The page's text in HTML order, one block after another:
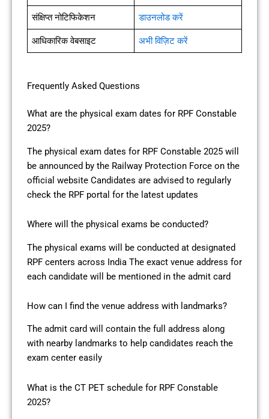
संक्षिप्त नोटिफिकेशन डाउनलोड करें
आधिकारिक वेबसाइट अभी विज़िट करें
Frequently Asked Questions
What are the physical exam dates for RPF Constable
2025?
The physical exam dates for RPF Constable 2025 will
be announced by the Railway Protection Force on the
official website Candidates are advised to regularly
check the RPF portal for the latest updates
Where will the physical exams be conducted?
The physical exams will be conducted at designated
RPF centers across India The exact venue address for
each candidate will be mentioned in the admit card
How can I find the venue address with landmarks?
The admit card will contain the full address along
with nearby landmarks to help candidates reach the
exam center easily
What is the CT PET schedule for RPF Constable
2025?